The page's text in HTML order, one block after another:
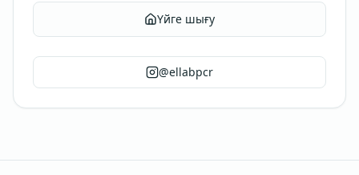
Үйге шығу
@ellabpcr